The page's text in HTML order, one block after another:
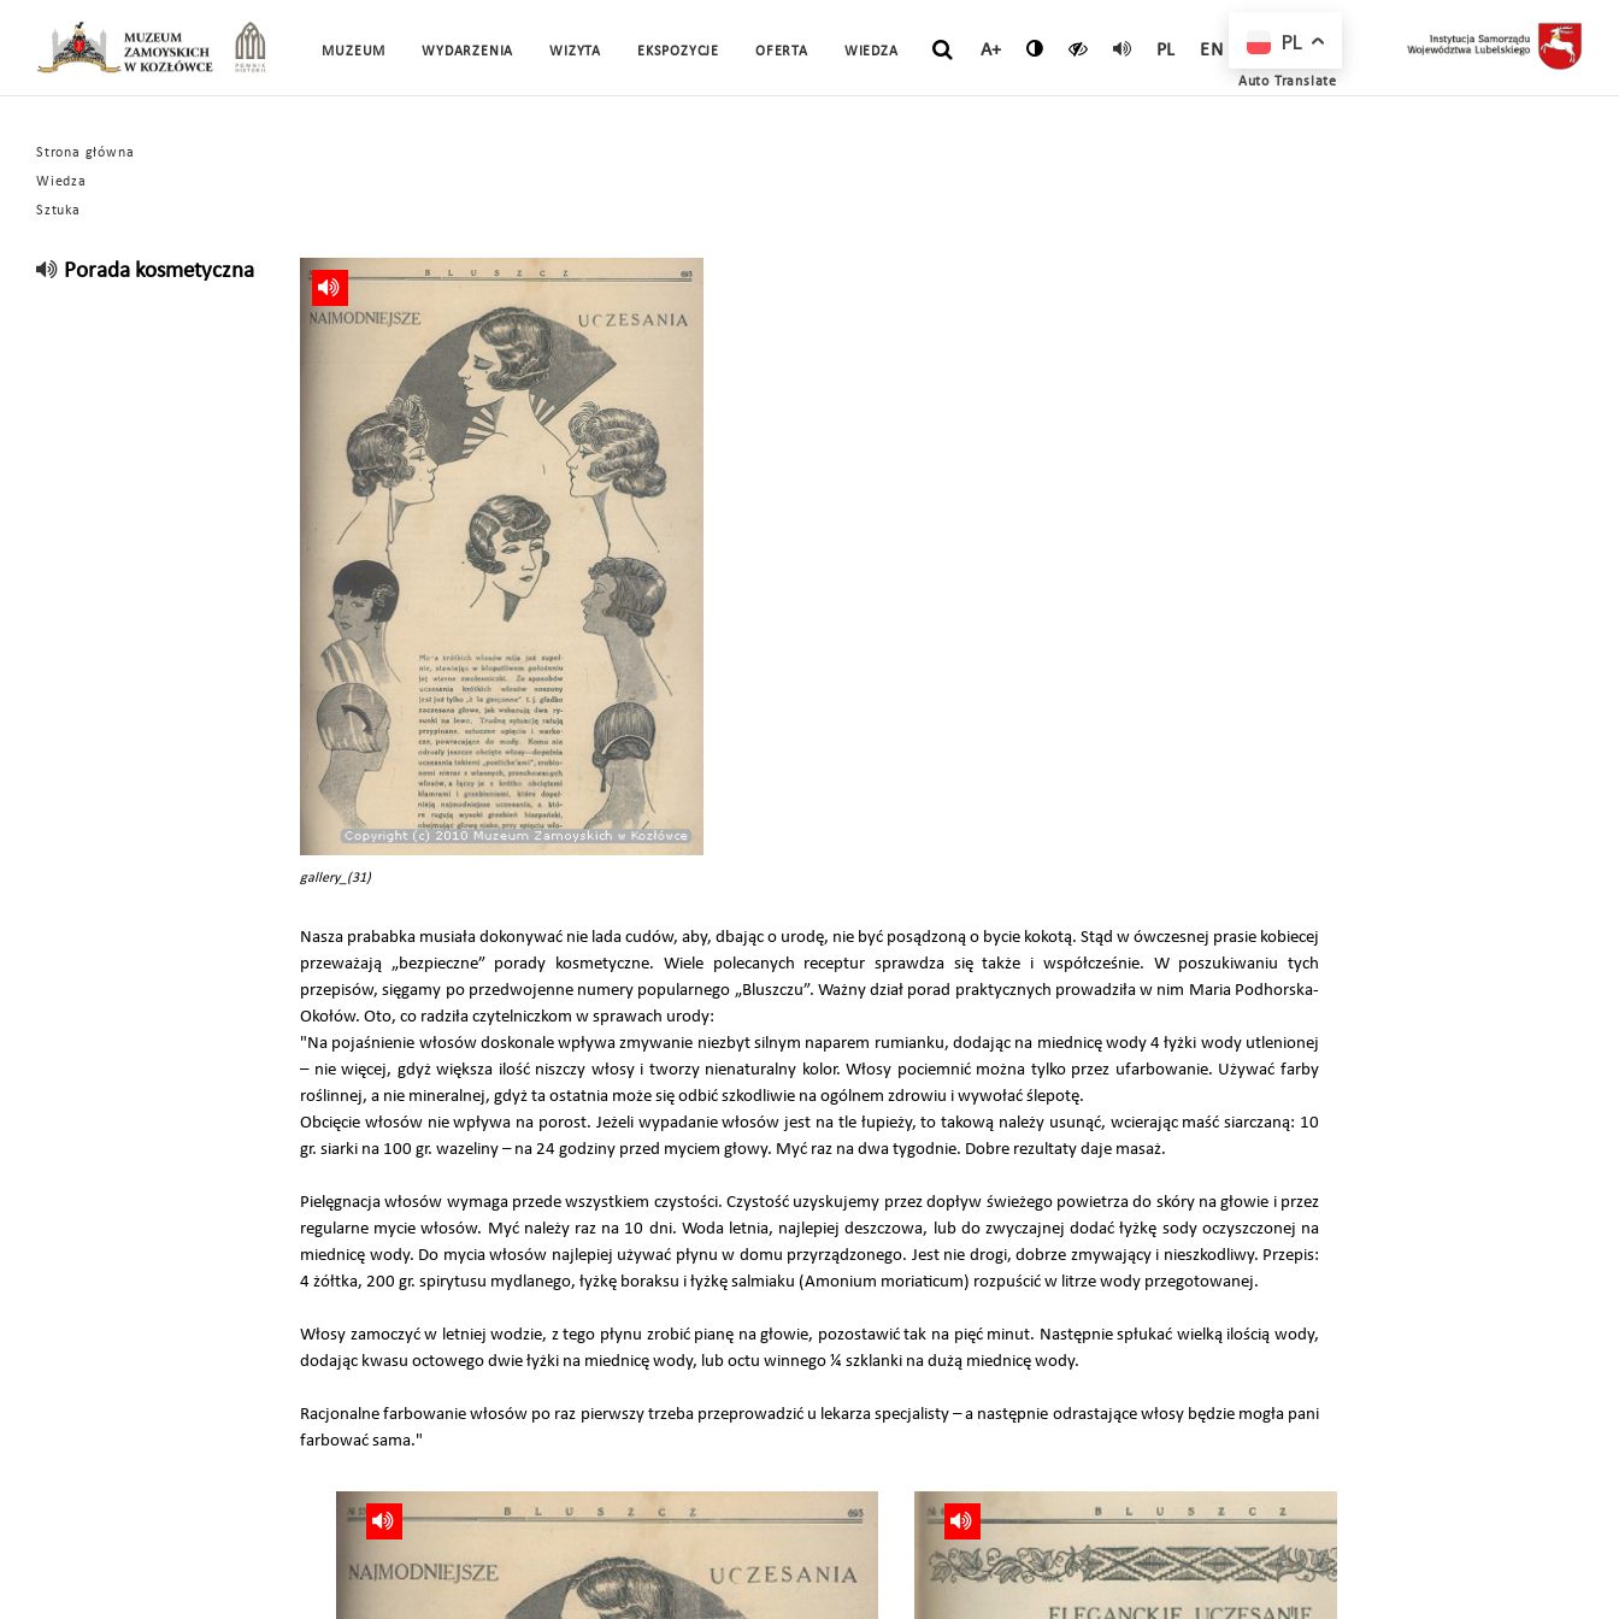
MUZEUM WYDARZENIA WIZYTA EKSPOZYCJE OFERTA WIEDZA A+ PL EN
Strona główna
Wiedza
Sztuka
Porada kosmetyczna
gallery_(31)
Nasza prababka musiała dokonywać nie lada cudów, aby, dbając o urodę, nie być posądzoną o bycie kokotą. Stąd w ówczesnej prasie kobiecej
przeważają „bezpieczne” porady kosmetyczne. Wiele polecanych receptur sprawdza się także i współcześnie. W poszukiwaniu tych
przepisów, sięgamy po przedwojenne numery popularnego „Bluszczu”. Ważny dział porad praktycznych prowadziła w nim Maria Podhorska-
Okołów. Oto, co radziła czytelniczkom w sprawach urody:
"Na pojaśnienie włosów doskonale wpływa zmywanie niezbyt silnym naparem rumianku, dodając na miednicę wody 4 łyżki wody utlenionej
– nie więcej, gdyż większa ilość niszczy włosy i tworzy nienaturalny kolor. Włosy pociemnić można tylko przez ufarbowanie. Używać farby
roślinnej, a nie mineralnej, gdyż ta ostatnia może się odbić szkodliwie na ogólnem zdrowiu i wywołać ślepotę.
Obcięcie włosów nie wpływa na porost. Jeżeli wypadanie włosów jest na tle łupieży, to takową należy usunąć, wcierając maść siarczaną: 10
gr. siarki na 100 gr. wazeliny – na 24 godziny przed myciem głowy. Myć raz na dwa tygodnie. Dobre rezultaty daje masaż.
Pielęgnacja włosów wymaga przede wszystkiem czystości. Czystość uzyskujemy przez dopływ świeżego powietrza do skóry na głowie i przez
regularne mycie włosów. Myć należy raz na 10 dni. Woda letnia, najlepiej deszczowa, lub do zwyczajnej dodać łyżkę sody oczyszczonej na
miednicę wody. Do mycia włosów najlepiej używać płynu w domu przyrządzonego. Jest nie drogi, dobrze zmywający i nieszkodliwy. Przepis:
4 żółtka, 200 gr. spirytusu mydlanego, łyżkę boraksu i łyżkę salmiaku (Amonium moriaticum) rozpuścić w litrze wody przegotowanej.
Włosy zamoczyć w letniej wodzie, z tego płynu zrobić pianę na głowie, pozostawić tak na pięć minut. Następnie spłukać wielką ilością wody,
dodając kwasu octowego dwie łyżki na miednicę wody, lub octu winnego ¼ szklanki na dużą miednicę wody.
Racjonalne farbowanie włosów po raz pierwszy trzeba przeprowadzić u lekarza specjalisty – a następnie odrastające włosy będzie mogła pani
farbować sama."
PL
Auto Translate